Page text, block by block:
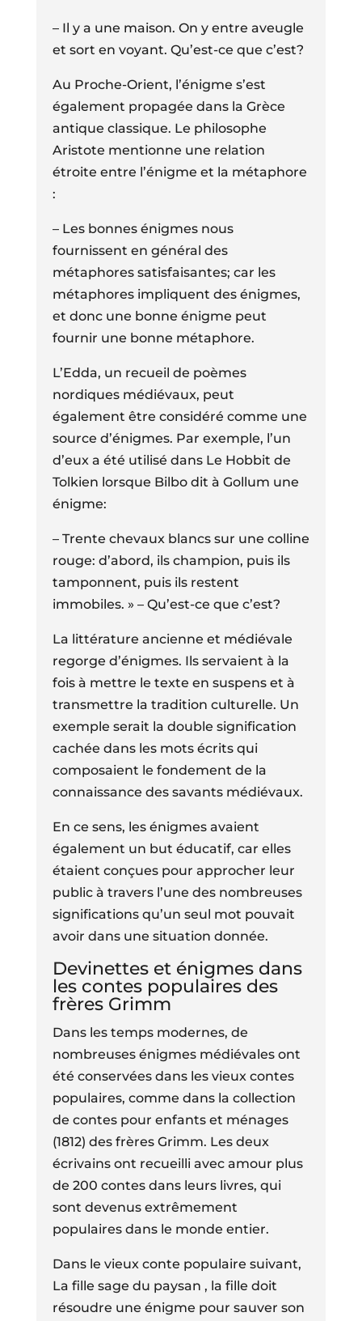
– Il y a une maison. On y entre aveugle
et sort en voyant. Qu’est-ce que c’est?
Au Proche-Orient, l’énigme s’est
également propagée dans la Grèce
antique classique. Le philosophe
Aristote mentionne une relation
étroite entre l’énigme et la métaphore
:
– Les bonnes énigmes nous
fournissent en général des
métaphores satisfaisantes; car les
métaphores impliquent des énigmes,
et donc une bonne énigme peut
fournir une bonne métaphore.
L’Edda, un recueil de poèmes
nordiques médiévaux, peut
également être considéré comme une
source d’énigmes. Par exemple, l’un
d’eux a été utilisé dans Le Hobbit de
Tolkien lorsque Bilbo dit à Gollum une
énigme:
– Trente chevaux blancs sur une colline
rouge: d’abord, ils champion, puis ils
tamponnent, puis ils restent
immobiles. » – Qu’est-ce que c’est?
La littérature ancienne et médiévale
regorge d’énigmes. Ils servaient à la
fois à mettre le texte en suspens et à
transmettre la tradition culturelle. Un
exemple serait la double signification
cachée dans les mots écrits qui
composaient le fondement de la
connaissance des savants médiévaux.
En ce sens, les énigmes avaient
également un but éducatif, car elles
étaient conçues pour approcher leur
public à travers l’une des nombreuses
significations qu’un seul mot pouvait
avoir dans une situation donnée.
Devinettes et énigmes dans
les contes populaires des
frères Grimm
Dans les temps modernes, de
nombreuses énigmes médiévales ont
été conservées dans les vieux contes
populaires, comme dans la collection
de contes pour enfants et ménages
(1812) des frères Grimm. Les deux
écrivains ont recueilli avec amour plus
de 200 contes dans leurs livres, qui
sont devenus extrêmement
populaires dans le monde entier.
Dans le vieux conte populaire suivant,
La fille sage du paysan , la fille doit
résoudre une énigme pour sauver son